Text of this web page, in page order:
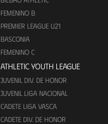
FEMENINO B
PREMIER LEAGUE U21
BASCONIA
FEMENINO C
ATHLETIC YOUTH LEAGUE
JUVENIL DIV. DE HONOR
JUVENIL LIGA NACIONAL
CADETE LIGA VASCA
CADETE DIV. DE HONOR